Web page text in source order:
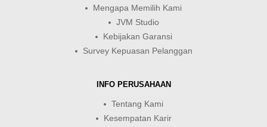
Mengapa Memilih Kami
JVM Studio
Kebijakan Garansi
Survey Kepuasan Pelanggan
INFO PERUSAHAAN
Tentang Kami
Kesempatan Karir